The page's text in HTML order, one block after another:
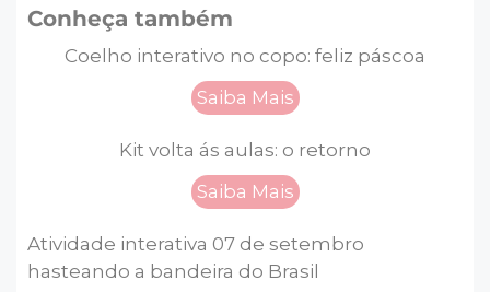
Conheça também
Coelho interativo no copo: feliz páscoa
Saiba Mais
Kit volta ás aulas: o retorno
Saiba Mais
Atividade interativa 07 de setembro
hasteando a bandeira do Brasil